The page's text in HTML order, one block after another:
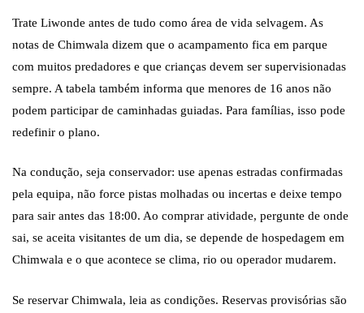
Trate Liwonde antes de tudo como área de vida selvagem. As
notas de Chimwala dizem que o acampamento fica em parque
com muitos predadores e que crianças devem ser supervisionadas
sempre. A tabela também informa que menores de 16 anos não
podem participar de caminhadas guiadas. Para famílias, isso pode
redefinir o plano.
Na condução, seja conservador: use apenas estradas confirmadas
pela equipa, não force pistas molhadas ou incertas e deixe tempo
para sair antes das 18:00. Ao comprar atividade, pergunte de onde
sai, se aceita visitantes de um dia, se depende de hospedagem em
Chimwala e o que acontece se clima, rio ou operador mudarem.
Se reservar Chimwala, leia as condições. Reservas provisórias são